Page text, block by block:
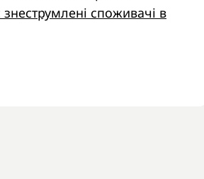
знеструмлені споживачі в